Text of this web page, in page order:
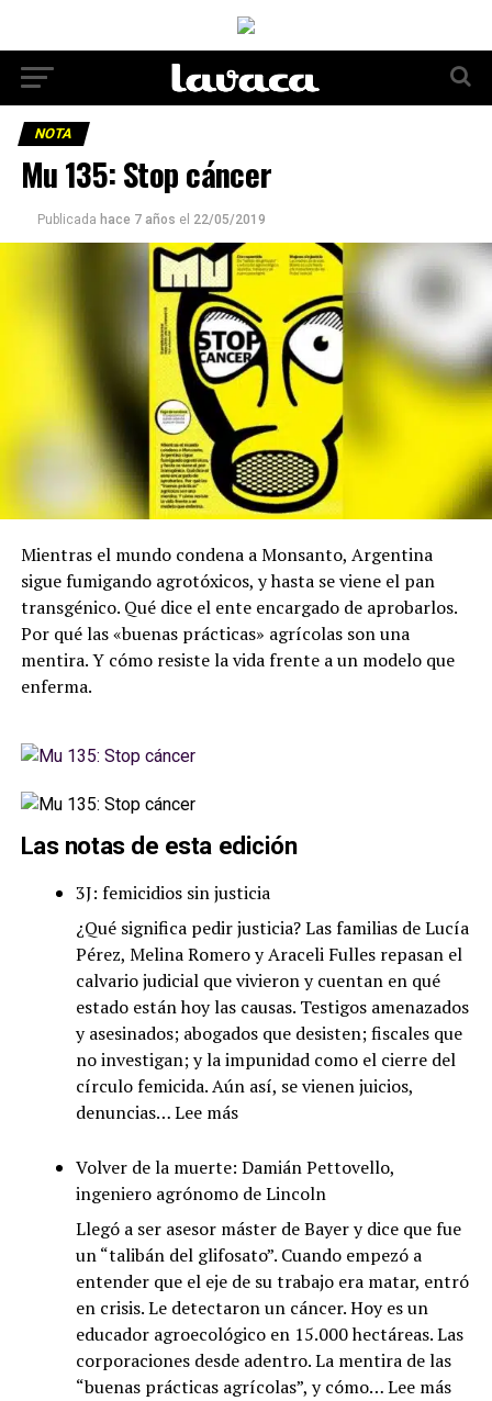
NOTA
Mu 135: Stop cáncer
Publicada hace 7 años el 22/05/2019
Mientras el mundo condena a Monsanto, Argentina
sigue fumigando agrotóxicos, y hasta se viene el pan
transgénico. Qué dice el ente encargado de aprobarlos.
Por qué las «buenas prácticas» agrícolas son una
mentira. Y cómo resiste la vida frente a un modelo que
enferma.
Las notas de esta edición
3J: femicidios sin justicia
¿Qué significa pedir justicia? Las familias de Lucía
Pérez, Melina Romero y Araceli Fulles repasan el
calvario judicial que vivieron y cuentan en qué
estado están hoy las causas. Testigos amenazados
y asesinados; abogados que desisten; fiscales que
no investigan; y la impunidad como el cierre del
círculo femicida. Aún así, se vienen juicios,
denuncias…Lee más:
femicidios
sin
justicia
Volver de la muerte: Damián Pettovello,
ingeniero agrónomo de Lincoln
Llegó a ser asesor máster de Bayer y dice que fue
un “talibán del glifosato”. Cuando empezó a
entender que el eje de su trabajo era matar, entró
en crisis. Le detectaron un cáncer. Hoy es un
educador agroecológico en 15.000 hectáreas. Las
corporaciones desde adentro. La mentira de las
“buenas prácticas agrícolas”, y cómo…Lee más: